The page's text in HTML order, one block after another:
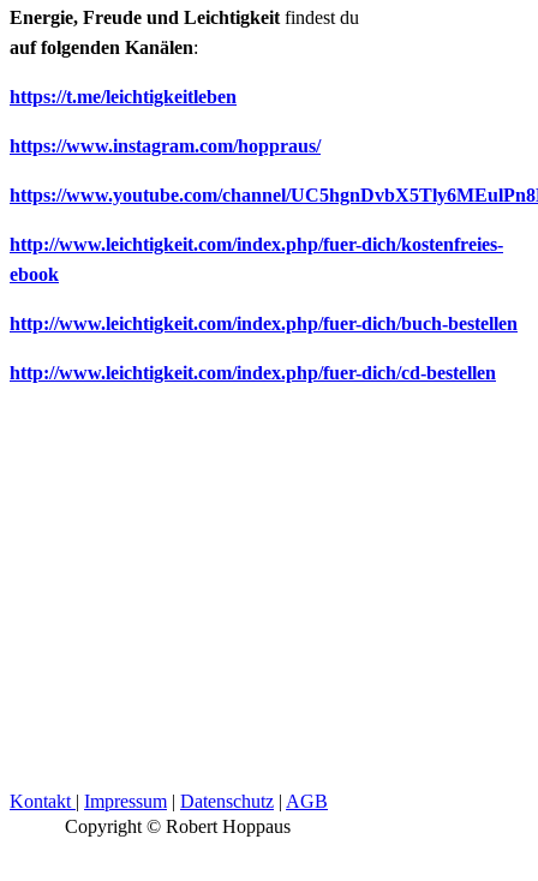
Energie, Freude und Leichtigkeit findest du
auf folgenden Kanälen:
https://t.me/leichtigkeitleben
https://www.instagram.com/hoppraus/
https://www.youtube.com/channel/
http://www.leichtigkeit.com/index.php/fuer-dich/kostenfreies-
ebook
http://www.leichtigkeit.com/index.php/fuer-dich/buch-bestellen
http://www.leichtigkeit.com/index.php/fuer-dich/cd-bestellen
Kontakt | Impressum | Datenschutz | AGB
Copyright © Robert Hoppaus